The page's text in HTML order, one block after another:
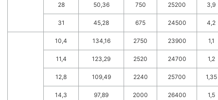
28 50,36 750 25200 3,9
31 45,28 675 24500 4,2
10,4 134,16 2750 23900 1,1
11,4 123,29 2520 24700 1,2
12,8 109,49 2240 25700 1,35
14,3 97,89 2000 26400 1,5